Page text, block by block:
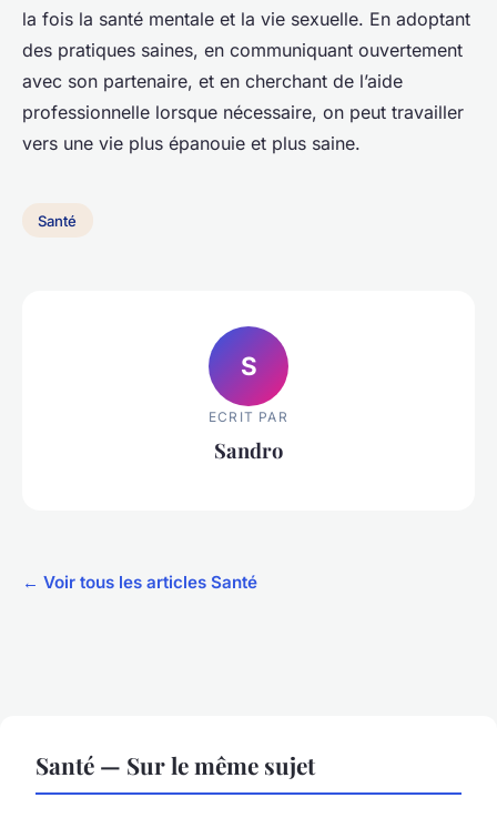
la fois la santé mentale et la vie sexuelle. En adoptant
des pratiques saines, en communiquant ouvertement
avec son partenaire, et en cherchant de l’aide
professionnelle lorsque nécessaire, on peut travailler
vers une vie plus épanouie et plus saine.
Santé
S
ECRIT PAR
Sandro
← Voir tous les articles Santé
Santé — Sur le même sujet